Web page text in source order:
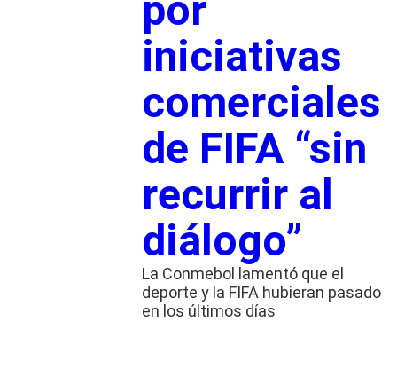
iniciativas
comerciales
de FIFA “sin
recurrir al
diálogo”
La Conmebol lamentó que el
deporte y la FIFA hubieran pasado
en los últimos días